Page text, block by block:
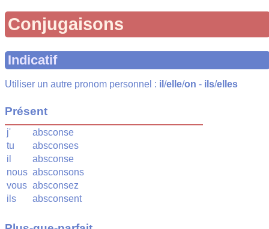
Conjugaisons
Indicatif
Utiliser un autre pronom personnel : il /elle/on - ils/elles
Présent
j'
absconse
tu
absconses
il
absconse
nous absconsons
vous absconsez
ils
absconsent